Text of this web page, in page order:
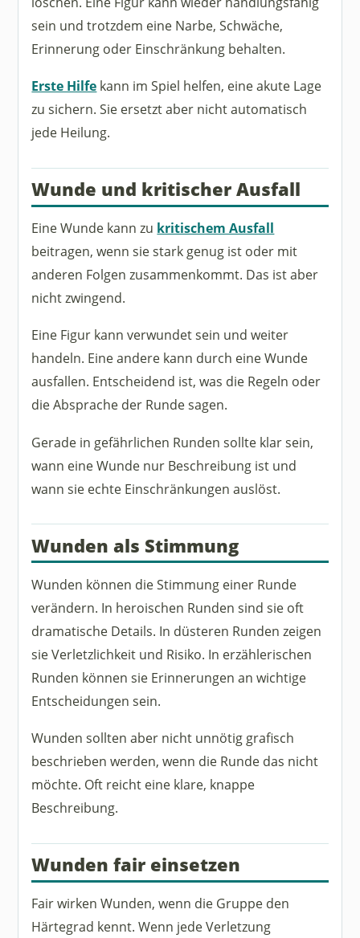
sein und trotzdem eine Narbe, Schwäche,
Erinnerung oder Einschränkung behalten.
Erste Hilfe kann im Spiel helfen, eine akute Lage
zu sichern. Sie ersetzt aber nicht automatisch
jede Heilung.
Wunde und kritischer Ausfall
Eine Wunde kann zu kritischem Ausfall
beitragen, wenn sie stark genug ist oder mit
anderen Folgen zusammenkommt. Das ist aber
nicht zwingend.
Eine Figur kann verwundet sein und weiter
handeln. Eine andere kann durch eine Wunde
ausfallen. Entscheidend ist, was die Regeln oder
die Absprache der Runde sagen.
Gerade in gefährlichen Runden sollte klar sein,
wann eine Wunde nur Beschreibung ist und
wann sie echte Einschränkungen auslöst.
Wunden als Stimmung
Wunden können die Stimmung einer Runde
verändern. In heroischen Runden sind sie oft
dramatische Details. In düsteren Runden zeigen
sie Verletzlichkeit und Risiko. In erzählerischen
Runden können sie Erinnerungen an wichtige
Entscheidungen sein.
Wunden sollten aber nicht unnötig grafisch
beschrieben werden, wenn die Runde das nicht
möchte. Oft reicht eine klare, knappe
Beschreibung.
Wunden fair einsetzen
Fair wirken Wunden, wenn die Gruppe den
Härtegrad kennt. Wenn jede Verletzung